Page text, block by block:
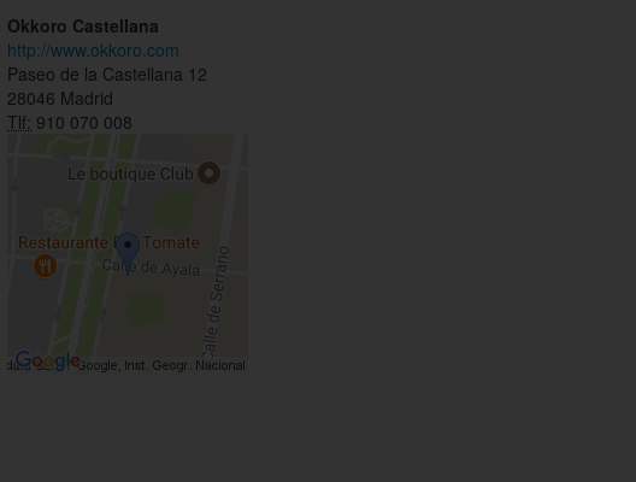
Okkoro Castellana
http://www.okkoro.com
Paseo de la Castellana 12
28046 Madrid
Tlf: 910 070 008